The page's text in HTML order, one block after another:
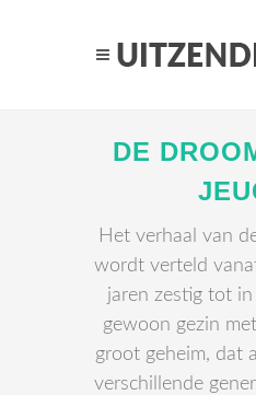
DE
Het verhaal van
wordt verteld
jaren zestig tot
gewoon gezin
groot geheim, dat
verschillende